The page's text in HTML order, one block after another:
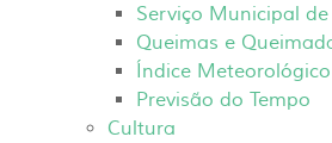
Serviço Municipal
Queimas e
Índice
Previsão do Tempo
Cultura